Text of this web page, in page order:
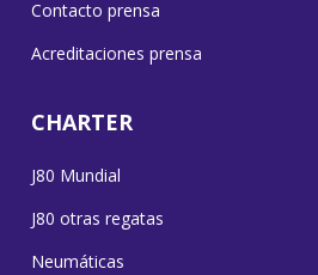
Contacto prensa
Acreditaciones prensa
CHARTER
J80 Mundial
J80 otras regatas
Neumáticas